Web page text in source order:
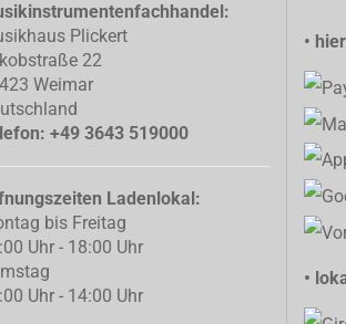
Plickert
22
Weimar
+49 3643 519000
Ladenlokal:
bis Freitag
Uhr - 18:00 Uhr
Uhr - 14:00 Uhr
•
•